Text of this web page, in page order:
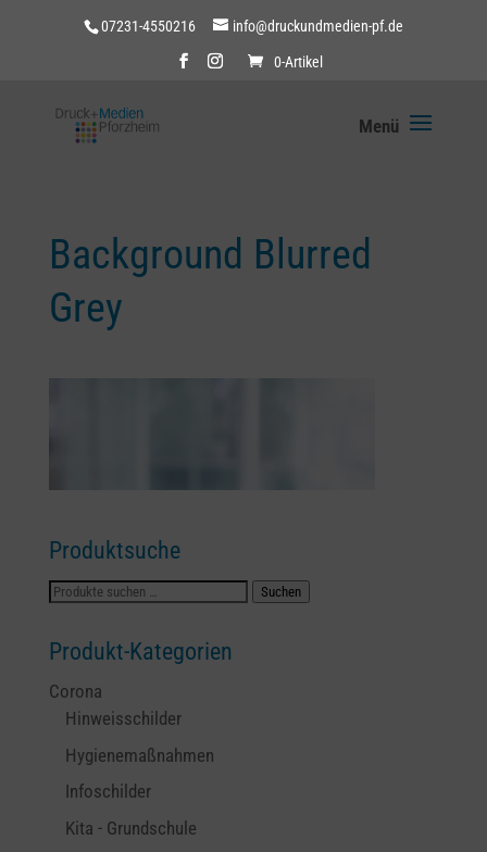
07231-4550216 info@druckundmedien-pf.de
0-Artikel
Background Blurred
Grey
Produktsuche
Suchen
Suchen
Produkt-Kategorien
Corona
Hinweisschilder
Hygienemaßnahmen
Infoschilder
Kita - Grundschule